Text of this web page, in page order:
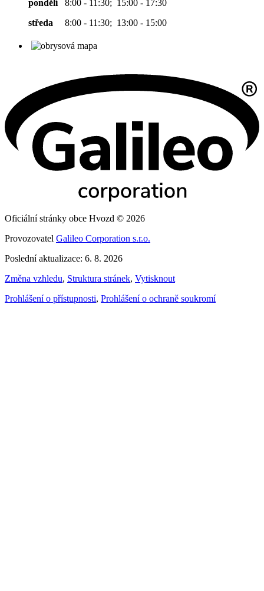
pondělí 8:00 - 11:30; 15:00 - 17:30
středa 8:00 - 11:30; 13:00 - 15:00
Oficiální stránky obce Hvozd © 2026
Provozovatel Galileo Corporation s.r.o.
Poslední aktualizace: 6. 8. 2026
Změna vzhledu, Struktura stránek, Vytisknout
Prohlášení o přístupnosti, Prohlášení o ochraně soukromí